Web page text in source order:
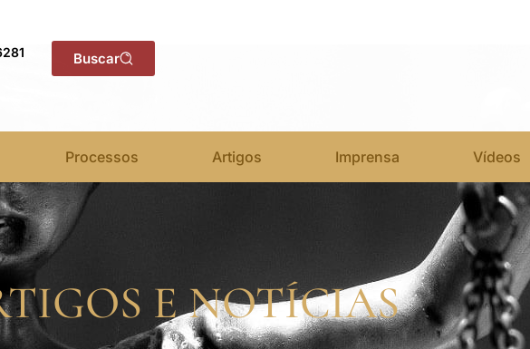
Buscar
Processos Artigos Imprensa Vídeos
E NOTÍCIAS